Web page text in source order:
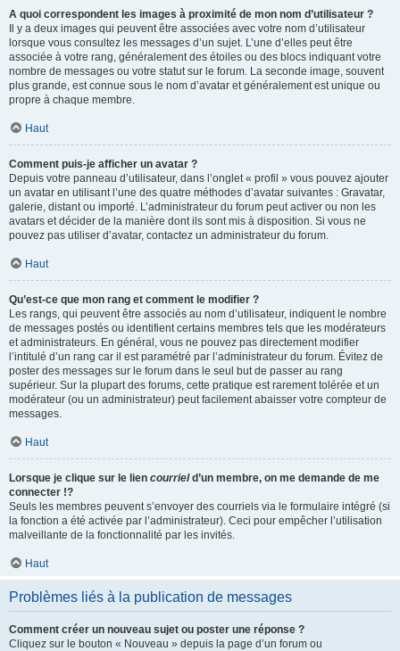
A quoi correspondent les images à proximité de mon nom d’utilisateur ?
Il y a deux images qui peuvent être associées avec votre nom d’utilisateur
lorsque vous consultez les messages d’un sujet. L’une d’elles peut être
associée à votre rang, généralement des étoiles ou des blocs indiquant votre
nombre de messages ou votre statut sur le forum. La seconde image, souvent
plus grande, est connue sous le nom d’avatar et généralement est unique ou
propre à chaque membre.
Haut
Comment puis-je afficher un avatar ?
Depuis votre panneau d’utilisateur, dans l’onglet « profil » vous pouvez ajouter
un avatar en utilisant l’une des quatre méthodes d’avatar suivantes : Gravatar,
galerie, distant ou importé. L’administrateur du forum peut activer ou non les
avatars et décider de la manière dont ils sont mis à disposition. Si vous ne
pouvez pas utiliser d’avatar, contactez un administrateur du forum.
Haut
Qu’est-ce que mon rang et comment le modifier ?
Les rangs, qui peuvent être associés au nom d’utilisateur, indiquent le nombre
de messages postés ou identifient certains membres tels que les modérateurs
et administrateurs. En général, vous ne pouvez pas directement modifier
l’intitulé d’un rang car il est paramétré par l’administrateur du forum. Évitez de
poster des messages sur le forum dans le seul but de passer au rang
supérieur. Sur la plupart des forums, cette pratique est rarement tolérée et un
modérateur (ou un administrateur) peut facilement abaisser votre compteur de
messages.
Haut
Lorsque je clique sur le lien courrield’un membre, on me demande de me
connecter !?
Seuls les membres peuvent s’envoyer des courriels via le formulaire intégré (si
la fonction a été activée par l’administrateur). Ceci pour empêcher l’utilisation
malveillante de la fonctionnalité par les invités.
Haut
Problèmes liés à la publication de messages
Comment créer un nouveau sujet ou poster une réponse ?
Cliquez sur le bouton « Nouveau » depuis la page d’un forum ou